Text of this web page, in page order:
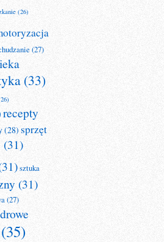
(26)
(27)
(33)
recepty
(28) sprzęt
(31)
sztuka
(31)
(27)
(35)